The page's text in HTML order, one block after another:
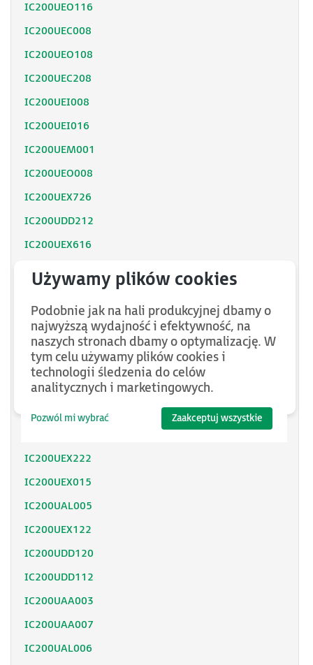
IC200UEO116
IC200UEC008
IC200UEO108
IC200UEC208
IC200UEI008
IC200UEI016
IC200UEM001
IC200UEO008
IC200UEX726
IC200UDD212
IC200UEX616
IC200UEX626
IC200UEX636
IC200UEX010
IC200UEX211
IC200UEX212
IC200UEX213
IC200UEX214
IC200UEX222
IC200UEX015
IC200UAL005
IC200UEX122
IC200UDD120
IC200UDD112
IC200UAA003
IC200UAA007
IC200UAL006
Podobnie jak na hali produkcyjnej dbamy o
najwyższą wydajność i efektywność, na
naszych stronach dbamy o optymalizację. W
tym celu używamy plików cookies i
technologii śledzenia do celów
analitycznych i marketingowych.
Pozwól mi wybrać Zaakceptuj wszystkie